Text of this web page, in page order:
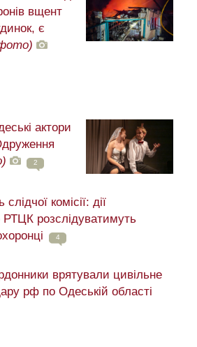
вщент
є
актори
2
комісії: дії
РТЦК розслідуватимуть
4
врятували цивільне
рф по Одеській області